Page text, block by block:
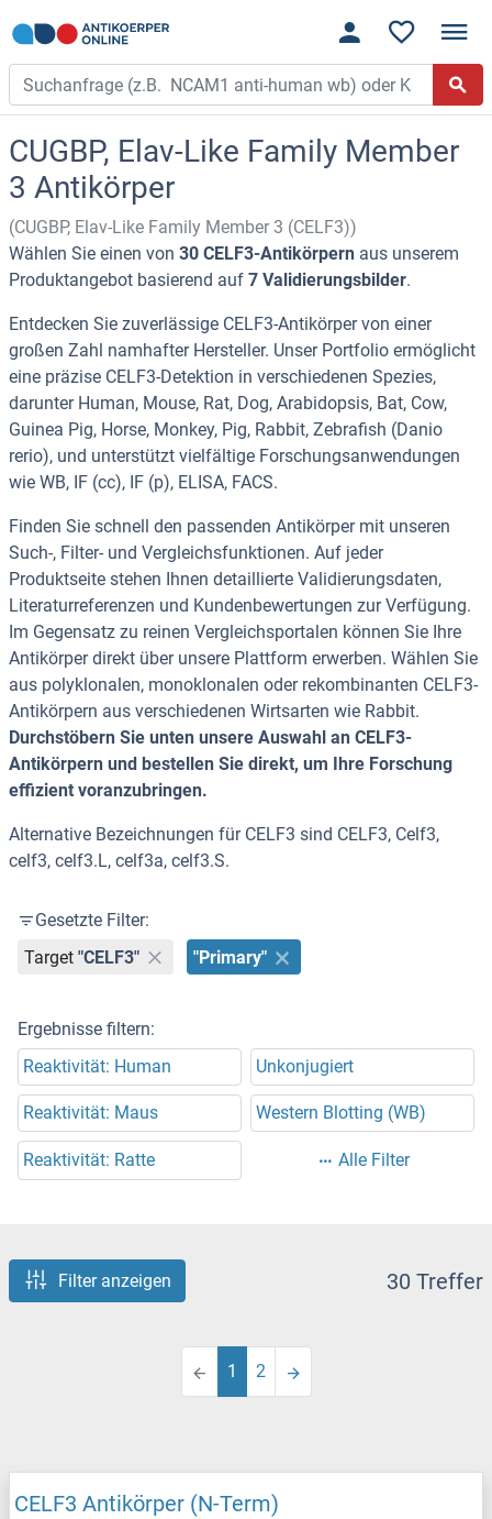
CUGBP, Elav-Like Family Member
3 Antikörper
(CUGBP, Elav-Like Family Member 3 (CELF3))
Wählen Sie einen von 30 CELF3-Antikörpern aus unserem
Produktangebot basierend auf 7 Validierungsbilder.
Entdecken Sie zuverlässige CELF3-Antikörper von einer
großen Zahl namhafter Hersteller. Unser Portfolio ermöglicht
eine präzise CELF3-Detektion in verschiedenen Spezies,
darunter Human, Mouse, Rat, Dog, Arabidopsis, Bat, Cow,
Guinea Pig, Horse, Monkey, Pig, Rabbit, Zebrafish (Danio
rerio), und unterstützt vielfältige Forschungsanwendungen
wie WB, IF (cc), IF (p), ELISA, FACS.
Finden Sie schnell den passenden Antikörper mit unseren
Such-, Filter- und Vergleichsfunktionen. Auf jeder
Produktseite stehen Ihnen detaillierte Validierungsdaten,
Literaturreferenzen und Kundenbewertungen zur Verfügung.
Im Gegensatz zu reinen Vergleichsportalen können Sie Ihre
Antikörper direkt über unsere Plattform erwerben. Wählen Sie
aus polyklonalen, monoklonalen oder rekombinanten CELF3-
Antikörpern aus verschiedenen Wirtsarten wie Rabbit.
Durchstöbern Sie unten unsere Auswahl an CELF3-
Antikörpern und bestellen Sie direkt, um Ihre Forschung
effizient voranzubringen.
Alternative Bezeichnungen für CELF3 sind CELF3, Celf3,
celf3, celf3.L, celf3a, celf3.S.
Gesetzte Filter:
Target "CELF3" "Primary"
Ergebnisse filtern:
Reaktivität: Human
Unkonjugiert
Reaktivität: Maus Western Blotting (WB)
Reaktivität: Ratte Alle Filter
Filter anzeigen 30 Treffer
1 2
CELF3 Antikörper (N-Term)